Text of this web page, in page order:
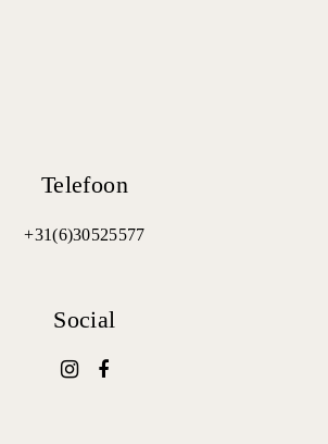
Telefoon
+31(6)30525577
Social